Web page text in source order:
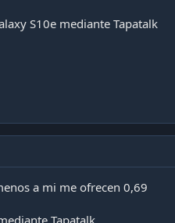
S10e mediante Tapatalk
a mi me ofrecen 0,69
Tapatalk